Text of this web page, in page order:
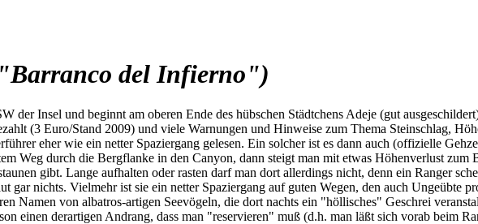
del Infierno")
der Insel und beginnt am oberen Ende des hübschen Städtchens Adeje (gut
(3 Euro/Stand 2009) und viele Warnungen und Hinweise zum Thema Steinschlag,
eher wie ein netter Spaziergang gelesen. Ein solcher ist es dann auch (offizielle
Weg durch die Bergflanke in den Canyon, dann steigt man mit etwas Höhenverlust
gibt. Lange aufhalten oder rasten darf man dort allerdings nicht, denn ein Ranger
gar nichts. Vielmehr ist sie ein netter Spaziergang auf guten Wegen, den auch Ungeübte
Namen von albatros-artigen Seevögeln, die dort nachts ein "höllisches" Geschrei
einen derartigen Andrang, dass man "reservieren" muß (d.h. man läßt sich vorab beim